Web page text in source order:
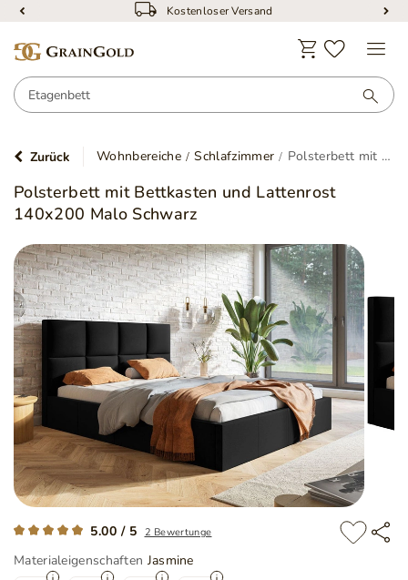
Kostenloser Versand
Zurück Wohnbereiche Schlafzimmer Polsterbett mit Bettkasten und Lattenrost 140x200 Malo Schwarz
Polsterbett mit Bettkasten und Lattenrost
140x200 Malo Schwarz
5.00 / 5 2 Bewertunge
Materialeigenschaften Jasmine